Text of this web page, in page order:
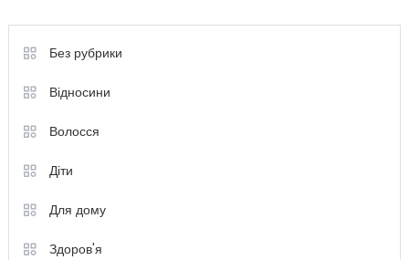
Без рубрики
Відносини
Волосся
Діти
Для дому
Здоров'я